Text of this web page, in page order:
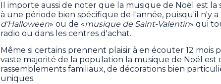
Il importe aussi de noter que la musique de Noël est la
à une période bien spécifique de l'année, puisqu'il n'y a
d'Halloween» ou de «musique de Saint-Valentin» qui
radio ou dans les centres d'achat.
Même si certains prennent plaisir à en écouter 12 mois
vaste majorité de la population la musique de Noël est
rassemblements familiaux, de décorations bien
uniques.